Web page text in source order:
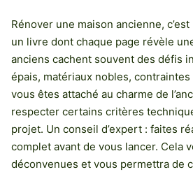
Rénover une maison ancienne,
un livre dont chaque page révèle
anciens cachent souvent des défis
épais, matériaux nobles,
vous êtes attaché au charme de
respecter certains critères
projet. Un conseil d’expert : faites
complet avant de vous lancer. Cela
déconvenues et vous permettra de